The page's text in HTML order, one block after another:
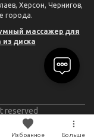
Избранное Больше
Херсон, Чернигов,
города.
массажер для
диска
reserved